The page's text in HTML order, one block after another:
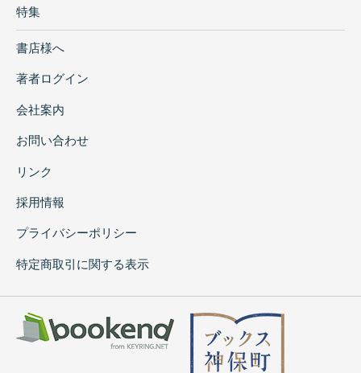
特集
書店様へ
著者ログイン
会社案内
お問い合わせ
リンク
採用情報
プライバシーポリシー
特定商取引に関する表示